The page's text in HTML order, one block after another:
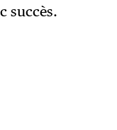
succès.